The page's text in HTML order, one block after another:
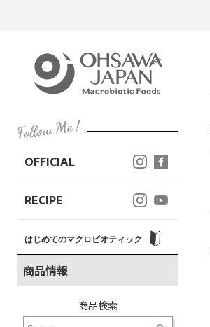
OFFICIAL
RECIPE
はじめてのマクロビオティック
商品情報
商品検索